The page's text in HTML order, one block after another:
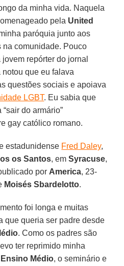
da minha vida. Naquela
pela United
paróquia junto aos
na comunidade. Pouco
repórter do jornal
notou que eu falava
questões sociais e apoiava
LGBT. Eu sabia que
do armário”
gay católico romano.
estadunidense Fred Daley,
os Santos, emSyracuse,
por America, 23-
Moisés Sbardelotto.
foi longa e muitas
que queria ser padre desde
. Como os padres são
ter reprimido minha
Ensino Médio, o seminário e